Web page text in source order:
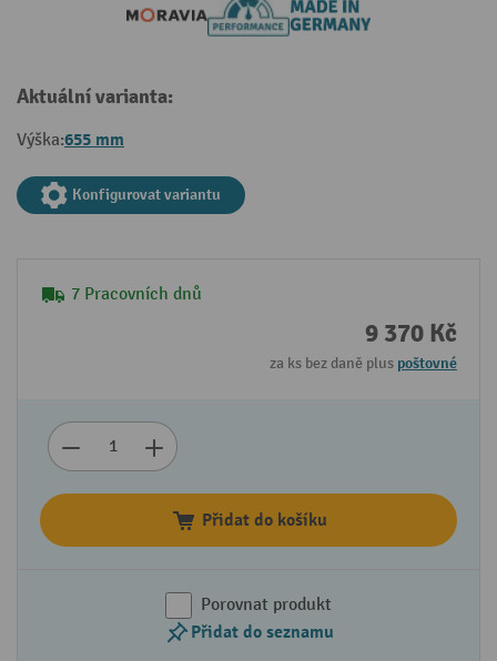
Aktuální varianta:
Výška:655 mm
Konfigurovat variantu
7 Pracovních dnů
9 370 Kč
za ks bez daně plus poštovné
Přidat do košíku
Porovnat produkt
Přidat do seznamu